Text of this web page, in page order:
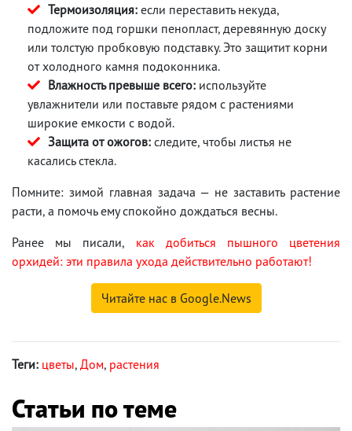
Термоизоляция: если переставить некуда,
подложите под горшки пенопласт, деревянную доску
или толстую пробковую подставку. Это защитит корни
от холодного камня подоконника.
Влажность превыше всего: используйте
увлажнители или поставьте рядом с растениями
широкие емкости с водой.
Защита от ожогов: следите, чтобы листья не
касались стекла.
Помните: зимой главная задача — не заставить растение
расти, а помочь ему спокойно дождаться весны.
Ранее мы писали, как добиться пышного цветения
орхидей: эти правила ухода действительно работают!
Читайте нас в Google.News
Теги: цветы, Дом, растения
Статьи по теме